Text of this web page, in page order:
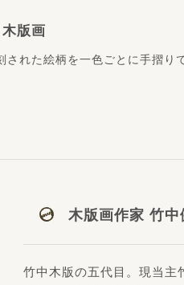
版画
された絵柄を一色ごとに手摺り
木版画作家 竹中
竹中木版の五代目。現当主